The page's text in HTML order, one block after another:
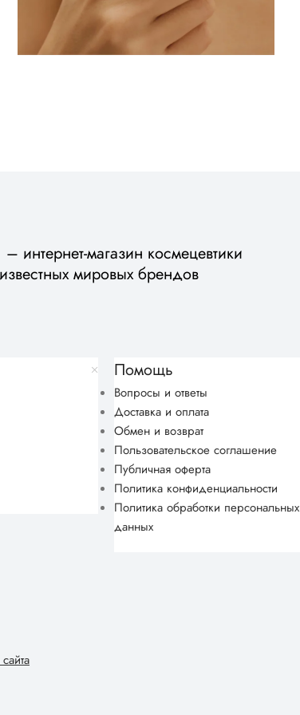
интернет-магазин космецевтики
мировых брендов
Помощь
Вопросы и ответы
Доставка и оплата
Обмен и возврат
Пользовательское соглашение
Публичная оферта
Политика конфиденциальности
Политика обработки персональных
данных